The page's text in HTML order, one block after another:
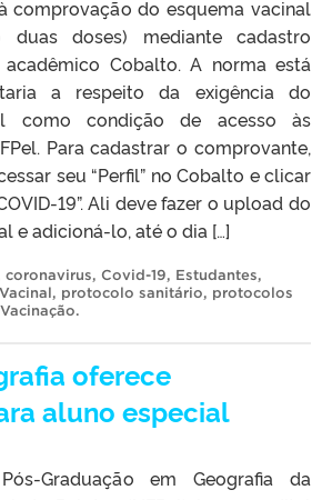
comprovação do esquema vacinal
duas doses) mediante cadastro
Cobalto. A norma está
a respeito da exigência do
como condição de acesso às
Para cadastrar o comprovante,
seu “Perfil” no Cobalto e clicar
19”. Ali deve fazer o upload do
e adicioná-lo, até o dia […]
coronavirus, Covid-19, Estudantes,
, protocolo sanitário, protocolos
Vacinação.
oferece
aluno especial
Graduação em Geografia da